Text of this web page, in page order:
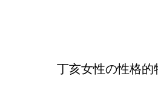
丁亥女性の性格的